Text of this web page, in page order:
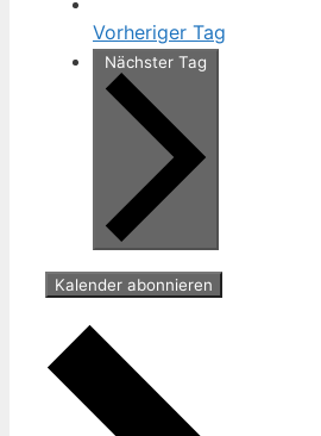
Vorheriger Tag
Nächster Tag
Kalender abonnieren